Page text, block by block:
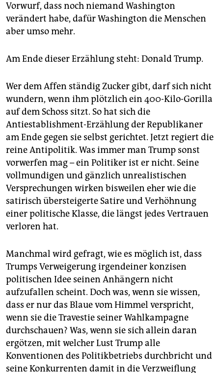
Vorwurf, dass noch niemand Washington
verändert habe, dafür Washington die Menschen
aber umso mehr.
Am Ende dieser Erzählung steht: Donald Trump.
Wer dem Affen ständig Zucker gibt, darf sich nicht
wundern, wenn ihm plötzlich ein 400-Kilo-Gorilla
auf dem Schoss sitzt. So hat sich die
Antiestablishment-Erzählung der Republikaner
am Ende gegen sie selbst gerichtet. Jetzt regiert die
reine Antipolitik. Was immer man Trump sonst
vorwerfen mag – ein Politiker ist er nicht. Seine
vollmundigen und gänzlich unrealistischen
Versprechungen wirken bisweilen eher wie die
satirisch übersteigerte Satire und Verhöhnung
einer politische Klasse, die längst jedes Vertrauen
verloren hat.
Manchmal wird gefragt, wie es möglich ist, dass
Trumps Verweigerung irgendeiner konzisen
politischen Idee seinen Anhängern nicht
aufzufallen scheint. Doch was, wenn sie wissen,
dass er nur das Blaue vom Himmel verspricht,
wenn sie die Travestie seiner Wahlkampagne
durchschauen? Was, wenn sie sich allein daran
ergötzen, mit welcher Lust Trump alle
Konventionen des Politikbetriebs durchbricht und
seine Konkurrenten damit in die Verzweiflung